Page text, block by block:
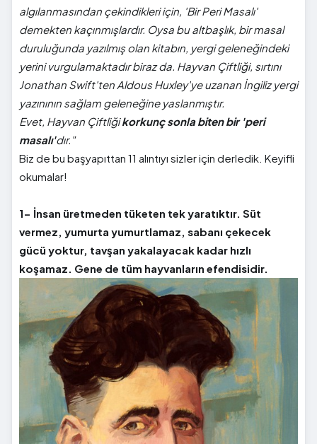
algılanmasından çekindikleri için, 'Bir Peri Masalı'
demekten kaçınmışlardır. Oysa bu altbaşlık, bir masal
duruluğunda yazılmış olan kitabın, yergi geleneğindeki
yerini vurgulamaktadır biraz da. Hayvan Çiftliği, sırtını
Jonathan Swift'ten Aldous Huxley'ye uzanan İngiliz yergi
yazınının sağlam geleneğine yaslanmıştır.
Evet, Hayvan Çiftliğikorkunç sonla biten bir 'peri
masalı'dır."
Biz de bu başyapıttan 11 alıntıyı sizler için derledik. Keyifli
okumalar!
1- İnsan üretmeden tüketen tek yaratıktır. Süt
vermez, yumurta yumurtlamaz, sabanı çekecek
gücü yoktur, tavşan yakalayacak kadar hızlı
koşamaz. Gene de tüm hayvanların efendisidir.